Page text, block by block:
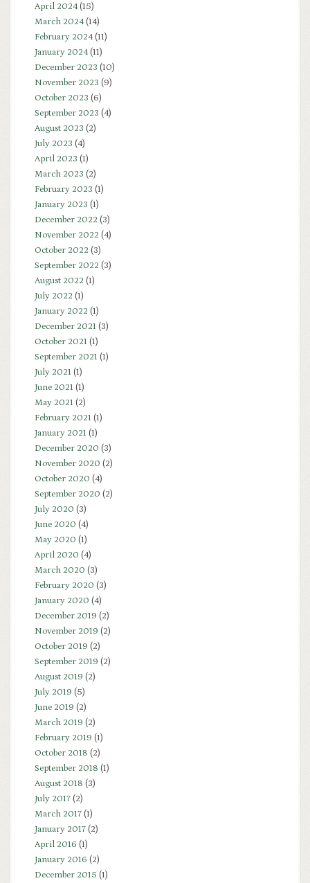
April 2024(15)
March 2024(14)
February 2024(11)
January 2024(11)
December 2023 (10)
November 2023 (9)
October 2023 (6)
September 2023 (4)
August 2023 (2)
July 2023 (4)
April 2023 (1)
March 2023 (2)
February 2023 (1)
January 2023 (1)
December 2022 (3)
November 2022 (4)
October 2022 (3)
September 2022 (3)
August 2022 (1)
July 2022 (1)
January 2022 (1)
December 2021 (3)
October 2021 (1)
September 2021 (1)
July 2021 (1)
June 2021 (1)
May 2021 (2)
February 2021 (1)
January 2021 (1)
December 2020 (3)
November 2020 (2)
October 2020 (4)
September 2020 (2)
July 2020 (3)
June 2020 (4)
May 2020 (1)
April 2020 (4)
March 2020 (3)
February 2020 (3)
January 2020 (4)
December 2019 (2)
November 2019 (2)
October 2019 (2)
September 2019 (2)
August 2019 (2)
July 2019 (5)
June 2019 (2)
March 2019 (2)
February 2019 (1)
October 2018 (2)
September 2018 (1)
August 2018 (3)
July 2017(2)
March 2017(1)
January 2017(2)
April 2016 (1)
January 2016 (2)
December 2015 (1)